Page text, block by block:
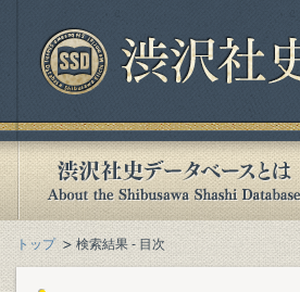
トップ 検索結果 - 目次